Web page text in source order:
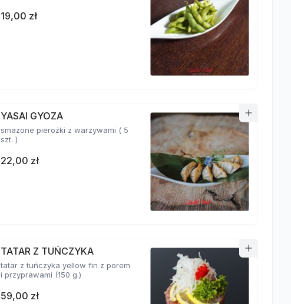
19,00 zł
YASAI GYOZA
smażone pierożki z warzywami ( 5
szt. )
22,00 zł
TATAR Z TUŃCZYKA
tatar z tuńczyka yellow fin z porem
i przyprawami (150 g.)
59,00 zł